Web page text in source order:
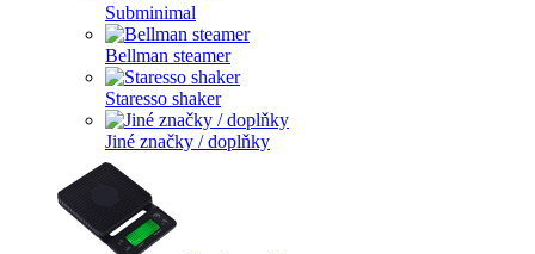
Subminimal
Bellman steamer
Staresso shaker
Jiné značky / doplňky